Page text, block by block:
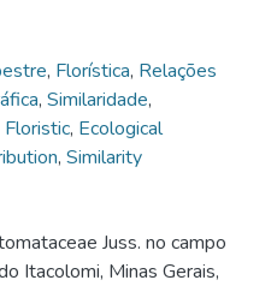
, Florística, Relações
, Similaridade,
Floristic, Ecological
, Similarity
Juss. no campo
Itacolomi, Minas Gerais,